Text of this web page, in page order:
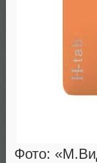
Фото: